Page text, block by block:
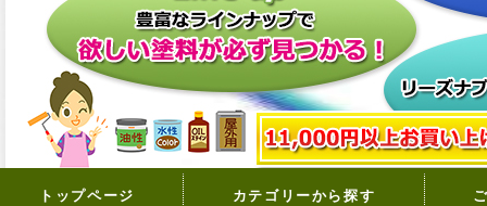
トップページ カテゴリーから探す